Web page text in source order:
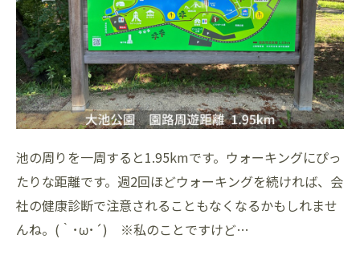
池の周りを一周すると1.95kmです。ウォーキングにぴっ
たりな距離です。週2回ほどウォーキングを続ければ、会
社の健康診断で注意されることもなくなるかもしれませ
んね。(｀･ω･´) ※私のことですけど…